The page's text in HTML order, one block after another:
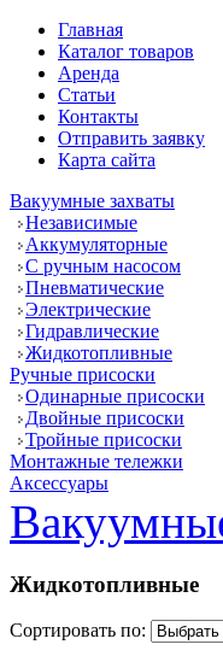
Главная
Каталог товаров
Аренда
Статьи
Контакты
Отправить заявку
Карта сайта
Вакуумные захваты
Независимые
Аккумуляторные
С ручным насосом
Пневматические
Электрические
Гидравлические
Жидкотопливные
Ручные присоски
Одинарные присоски
Двойные присоски
Тройные присоски
Монтажные тележки
Аксессуары
Жидкотопливные
Сортировать по: